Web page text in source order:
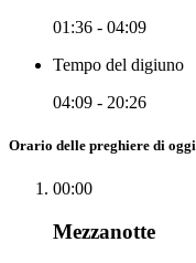
01:36 - 04:09
Tempo del digiuno
04:09 - 20:26
Orario delle preghiere di oggi
00:00
Mezzanotte